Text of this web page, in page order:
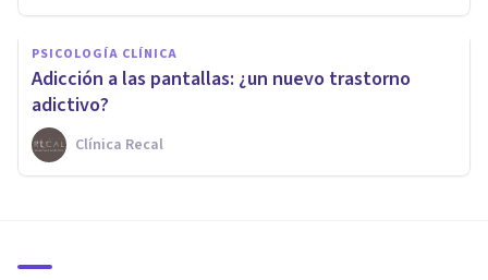
PSICOLOGÍA CLÍNICA
Adicción a las pantallas: ¿un nuevo trastorno
adictivo?
Clínica Recal